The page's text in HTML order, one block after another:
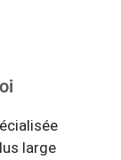
large